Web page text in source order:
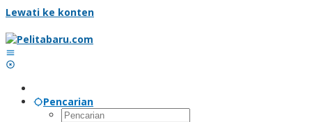
Lewati ke konten
Pencarian